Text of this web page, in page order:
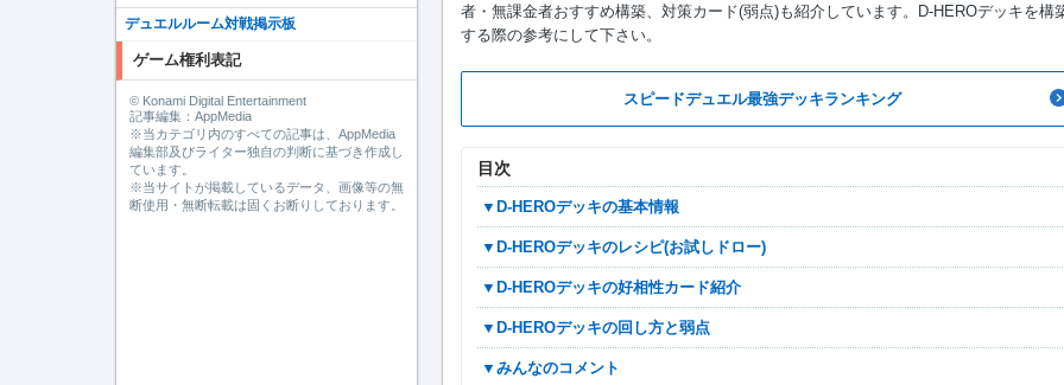
者・無課金者おすすめ構築、対策カード(弱点)も紹介しています。D-HEROデッキを構
する際の参考にして下さい。
スピードデュエル最強デッキランキング
目次
▼D-HEROデッキの基本情報
▼D-HEROデッキのレシピ(お試しドロー)
▼D-HEROデッキの好相性カード紹介
▼D-HEROデッキの回し方と弱点
▼みんなのコメント
デュエルルーム対戦掲示板
ゲーム権利表記
© Konami Digital Entertainment
記事編集：AppMedia
※当カテゴリ内のすべての記事は、AppMedia
編集部及びライター独自の判断に基づき作成し
ています。
※当サイトが掲載しているデータ、画像等の無
断使用・無断転載は固くお断りしております。